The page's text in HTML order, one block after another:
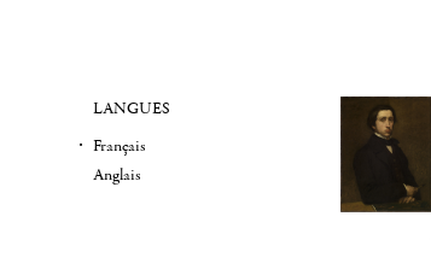
LANGUES
Français
Anglais